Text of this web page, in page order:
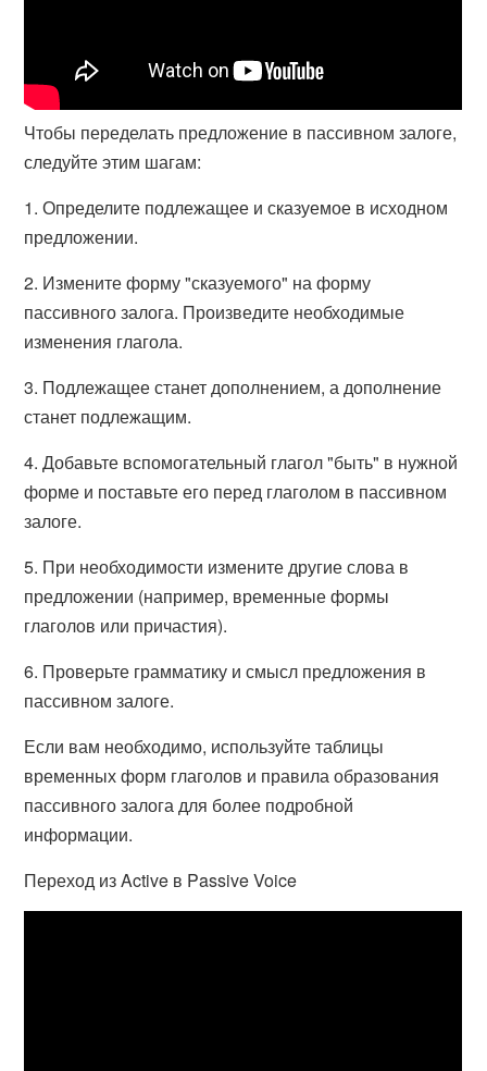
Чтобы переделать предложение в пассивном залоге,
следуйте этим шагам:
1. Определите подлежащее и сказуемое в исходном
предложении.
2. Измените форму "сказуемого" на форму
пассивного залога. Произведите необходимые
изменения глагола.
3. Подлежащее станет дополнением, а дополнение
станет подлежащим.
4. Добавьте вспомогательный глагол "быть" в нужной
форме и поставьте его перед глаголом в пассивном
залоге.
5. При необходимости измените другие слова в
предложении (например, временные формы
глаголов или причастия).
6. Проверьте грамматику и смысл предложения в
пассивном залоге.
Если вам необходимо, используйте таблицы
временных форм глаголов и правила образования
пассивного залога для более подробной
информации.
Переход из Active в Passive Voice